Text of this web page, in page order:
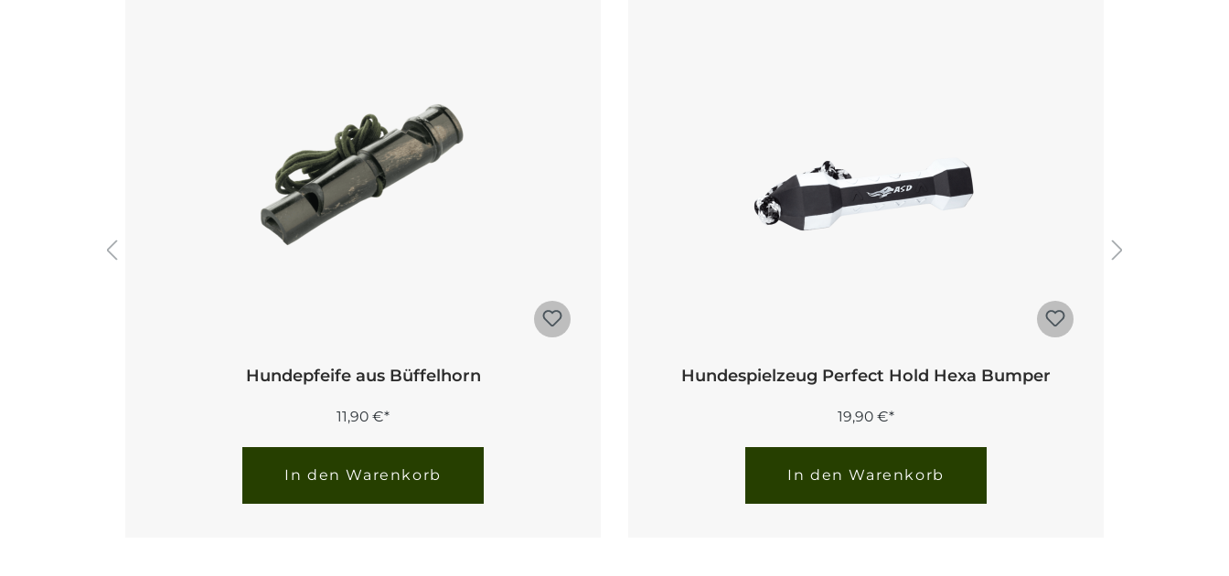
Hundepfeife aus Büffelhorn
11,90 €*
In den Warenkorb
Hundespielzeug Perfect Hold Hexa Bumper
19,90 €*
In den Warenkorb